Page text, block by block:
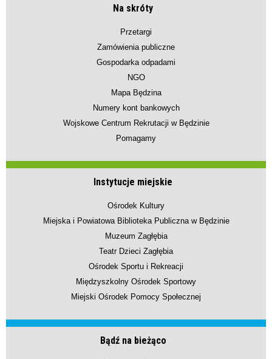
Na skróty
Przetargi
Zamówienia publiczne
Gospodarka odpadami
NGO
Mapa Będzina
Numery kont bankowych
Wojskowe Centrum Rekrutacji w Będzinie
Pomagamy
Instytucje miejskie
Ośrodek Kultury
Miejska i Powiatowa Biblioteka Publiczna w Będzinie
Muzeum Zagłębia
Teatr Dzieci Zagłębia
Ośrodek Sportu i Rekreacji
Międzyszkolny Ośrodek Sportowy
Miejski Ośrodek Pomocy Społecznej
Bądź na bieżąco